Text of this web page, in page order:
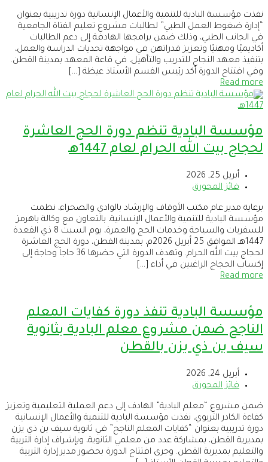
نفذت مؤسسة البادية للتنمية والأعمال الإنسانية دورة تدريبية بعنوان
“إدارة ضغوط العمل الطبي” لطالبات مشروع تعليم الفتاة الجامعية
في الجانب الطبي، وذلك ضمن برامجها الهادفة إلى دعم الطالبات
أكاديميًا ومهنيًا وتعزيز قدراتهن في مواجهة تحديات الدراسة والعمل،
بتنفيذ معهد النجاح للتدريب والتأهيل، في قاعة المعهد بمدينة القطن.
وفي افتتاح الدورة أكد رئيس القسم الأستاذ عيظة […]
Read more
مؤسسة البادية تنظم دورة الحج العاشرة
لحجاج بيت الله الحرام لعام 1447هـ
أبريل 25, 2026
فائز المحورق
برعاية مدير عام مكتب الأوقاف والإرشاد بالوادي والصحراء، نظمت
مؤسسة البادية للتنمية والأعمال الإنسانية، بالتعاون مع وكالة باهرمز
للسفريات والسياحة وخدمات الحج والعمرة، يوم السبت 8 ذي القعدة
1447هـ الموافق 25 أبريل 2026م، بمدينة القطن، دورة الحج العاشرة
لحجاج بيت الله الحرام. وتهدف الدورة التي حضرها 36 حاجاً وحاجة إلى
إكساب الحجاج الراغبين في أداء […]
Read more
مؤسسة البادية تنفذ دورة كفايات المعلم
الناجح ضمن مشروع معلم البادية بثانوية
سيف بن ذي يزن بالقطن
أبريل 24, 2026
فائز المحورق
ضمن مشروع “معلم البادية” الهادف إلى دعم العملية التعليمية وتعزيز
كفاءة الكادر التربوي، نفذت مؤسسة البادية للتنمية والأعمال الإنسانية
دورة تدريبية بعنوان “كفايات المعلم الناجح” في ثانوية سيف بن ذي يزن
بمديرية القطن، بمشاركة عدد من معلمي الثانوية، وبإشراف إدارة التربية
والتعليم بمديرية القطن. وجرى افتتاح الدورة بحضور مدير إدارة التربية